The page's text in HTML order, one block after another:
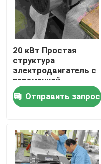
Дом
Продукты
О нас
20 кВт Простая
структура
электродвигатель с
переменной
скоростью для
упаковочных машин
Отправить запрос